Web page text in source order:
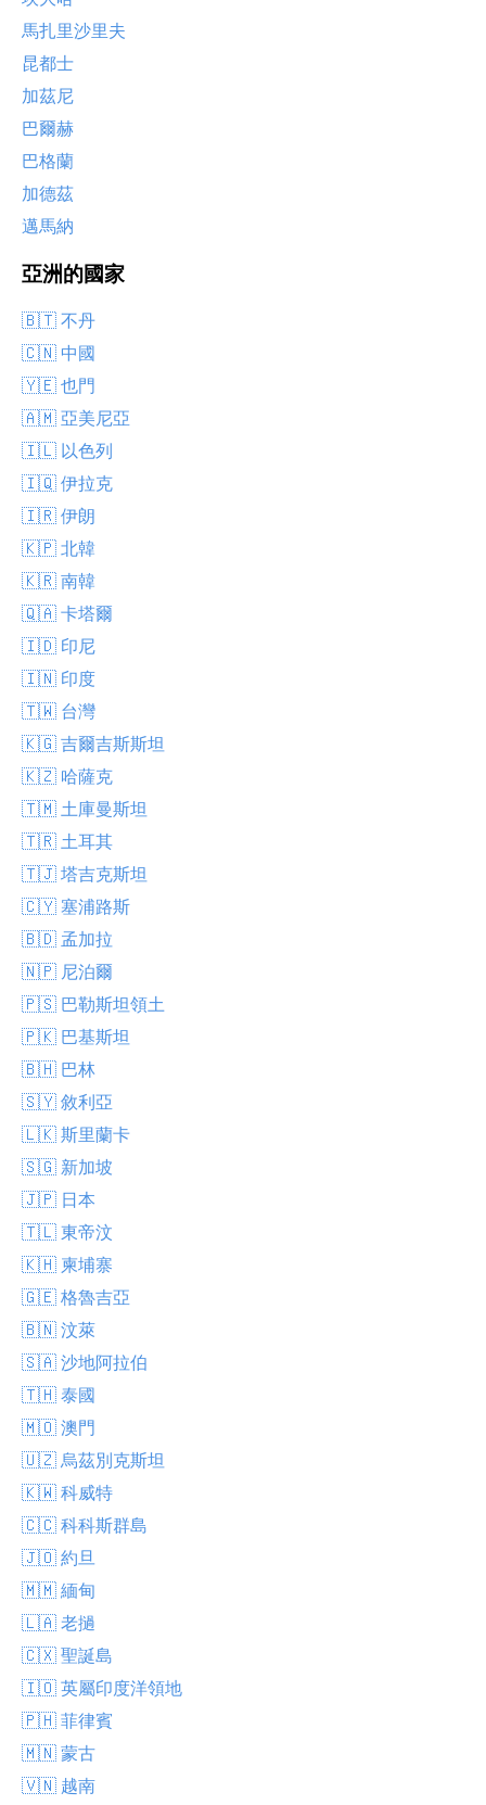
馬扎里沙里夫
昆都士
加茲尼
巴爾赫
巴格蘭
加德茲
邁馬納
亞洲的國家
🇧🇹 不丹
🇨🇳 中國
🇾🇪 也門
🇦🇲 亞美尼亞
🇮🇱 以色列
🇮🇶 伊拉克
🇮🇷 伊朗
🇰🇵 北韓
🇰🇷 南韓
🇶🇦 卡塔爾
🇮🇩 印尼
🇮🇳 印度
🇹🇼 台灣
🇰🇬 吉爾吉斯斯坦
🇰🇿 哈薩克
🇹🇲 土庫曼斯坦
🇹🇷 土耳其
🇹🇯 塔吉克斯坦
🇨🇾 塞浦路斯
🇧🇩 孟加拉
🇳🇵 尼泊爾
🇵🇸 巴勒斯坦領土
🇵🇰 巴基斯坦
🇧🇭 巴林
🇸🇾 敘利亞
🇱🇰 斯里蘭卡
🇸🇬 新加坡
🇯🇵 日本
🇹🇱 東帝汶
🇰🇭 柬埔寨
🇬🇪 格魯吉亞
🇧🇳 汶萊
🇸🇦 沙地阿拉伯
🇹🇭 泰國
🇲🇴 澳門
🇺🇿 烏茲別克斯坦
🇰🇼 科威特
🇨🇨 科科斯群島
🇯🇴 約旦
🇲🇲 緬甸
🇱🇦 老撾
🇨🇽 聖誕島
🇮🇴 英屬印度洋領地
🇵🇭 菲律賓
🇲🇳 蒙古
🇻🇳 越南